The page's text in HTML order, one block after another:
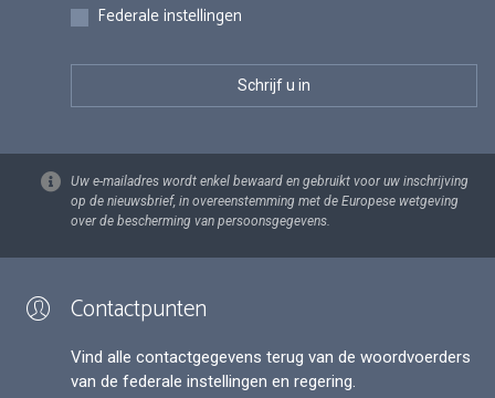
Federale instellingen
Uw e-mailadres wordt enkel bewaard en gebruikt voor uw inschrijving
op de nieuwsbrief, in overeenstemming met de Europese wetgeving
over de bescherming van persoonsgegevens.
Contactpunten
Vind alle contactgegevens terug van de woordvoerders
van de federale instellingen en regering.